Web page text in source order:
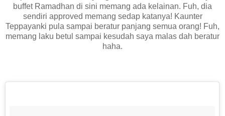
buffet Ramadhan di sini memang ada kelainan. Fuh, dia
sendiri approved memang sedap katanya! Kaunter
Teppayanki pula sampai beratur panjang semua orang! Fuh,
memang laku betul sampai kesudah saya malas dah beratur
haha.